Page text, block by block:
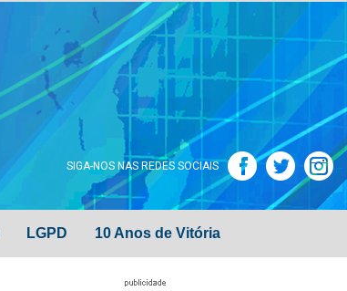
SIGA-NOS NAS REDES SOCIAIS
LGPD 10 Anos de Vitória